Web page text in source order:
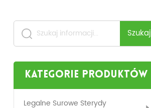
Szukaj
Kategorie produktów
Legalne Surowe Sterydy